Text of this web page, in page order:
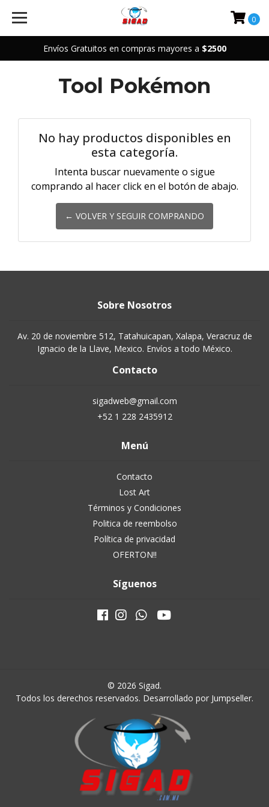
Envíos Gratuitos en compras mayores a $2500
0
Tool Pokémon
No hay productos disponibles en
esta categoría.
Intenta buscar nuevamente o sigue
comprando al hacer click en el botón de abajo.
← VOLVER Y SEGUIR COMPRANDO
Sobre Nosotros
Av. 20 de noviembre 512, Tatahuicapan, Xalapa, Veracruz de
Ignacio de la Llave, Mexico. Envíos a todo México.
Contacto
sigadweb@gmail.com
+52 1 228 2435912
Menú
Contacto
Lost Art
Términos y Condiciones
Politica de reembolso
Política de privacidad
OFERTON!!
Síguenos
© 2026 Sigad.
Todos los derechos reservados. Desarrollado por Jumpseller.